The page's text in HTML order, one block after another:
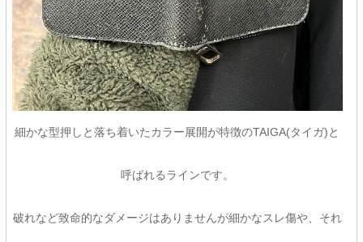
細かな型押しと落ち着いたカラー展開が特徴のTAIGA(タイガ)と
呼ばれるラインです。
破れなど致命的なダメージはありませんが細かなスレ傷や、それ